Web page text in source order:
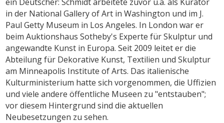
in der National Gallery of Art in Washington und im J.
Paul Getty Museum in Los Angeles. In London war er
beim Auktionshaus Sotheby's Experte für Skulptur und
angewandte Kunst in Europa. Seit 2009 leitet er die
Abteilung für Dekorative Kunst, Textilien und Skulptur
am Minneapolis Institute of Arts. Das italienische
Kulturministerium hatte sich vorgenommen, die Uffizien
und viele andere öffentliche Museen zu "entstauben";
vor diesem Hintergrund sind die aktuellen
Neubesetzungen zu sehen.